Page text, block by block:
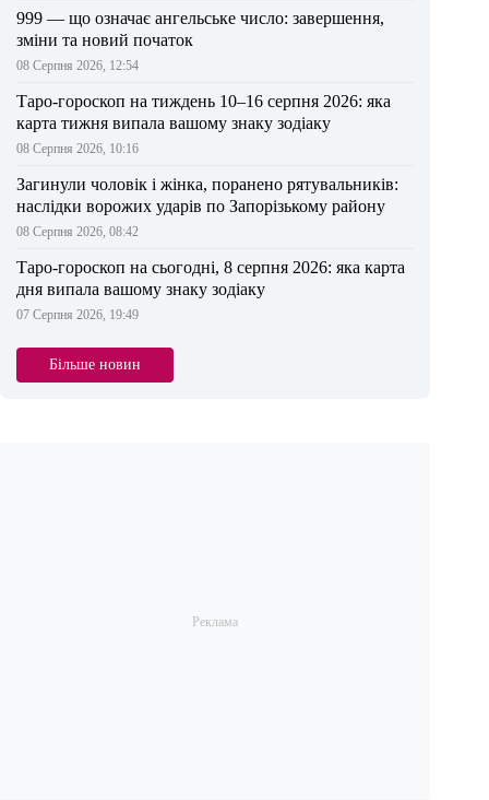
999 — що означає ангельське число: завершення,
зміни та новий початок
08 Серпня 2026, 12:54
Таро-гороскоп на тиждень 10–16 серпня 2026: яка
карта тижня випала вашому знаку зодіаку
08 Серпня 2026, 10:16
Загинули чоловік і жінка, поранено рятувальників:
наслідки ворожих ударів по Запорізькому району
08 Серпня 2026, 08:42
Таро-гороскоп на сьогодні, 8 серпня 2026: яка карта
дня випала вашому знаку зодіаку
07 Серпня 2026, 19:49
Більше новин